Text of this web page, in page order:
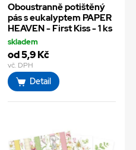
Oboustranně potištěný
pás s eukalyptem PAPER
HEAVEN - First Kiss - 1 ks
skladem
od 5,9 Kč
vč. DPH
Detail